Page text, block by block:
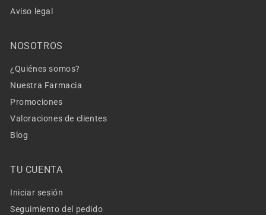
Aviso legal
NOSOTROS
¿Quiénes somos?
Nuestra Farmacia
Promociones
Valoraciones de clientes
Blog
TU CUENTA
Iniciar sesión
Seguimiento del pedido